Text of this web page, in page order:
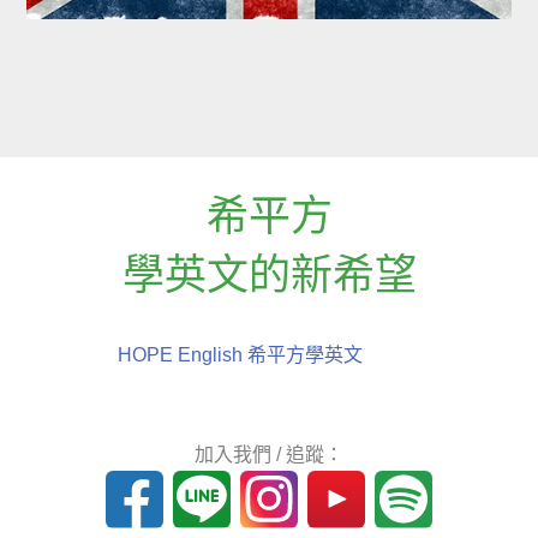
希平方
學英文的新希望
HOPE English 希平方學英文
加入我們 / 追蹤：